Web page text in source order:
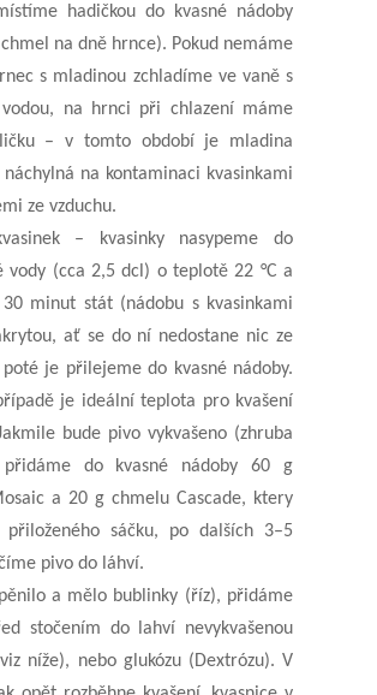
hadičkou do kvasné nádoby
na dně hrnce). Pokud nemáme
s mladinou zchladíme ve vaně s
vodou, na hrnci při chlazení máme
– v tomto období je mladina
náchylná na kontaminaci kvasinkami
ze vzduchu.
– kvasinky nasypeme do
vody (cca 2,5 dcl) o teplotě 22 °C a
30 minut stát (nádobu s kvasinkami
ať se do ní nedostane nic ze
poté je přilejeme do kvasné nádoby.
je ideální teplota pro kvašení
bude pivo vykvašeno (zhruba
do kvasné nádoby60 g
a 20 g chmelu Cascade, ktery
sáčku, po dalších 3–5
pivo do láhví.
a mělo bublinky (říz), přidáme
stočením do lahví nevykvašenou
níže), nebo glukózu (Dextrózu). V